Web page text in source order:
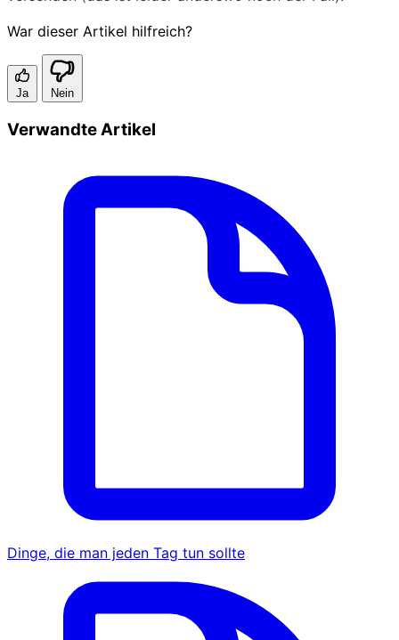
War dieser Artikel hilfreich?
Ja Nein
Verwandte Artikel
Dinge, die man jeden Tag tun sollte